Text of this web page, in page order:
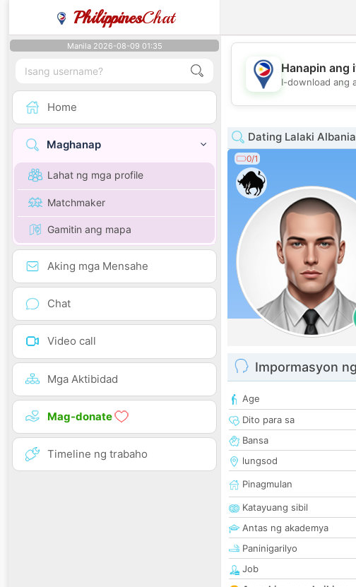
PhilippinesChat
Manila 2026-08-09 01:35
Home
Maghanap
Lahat ng mga profile
Matchmaker
Gamitin ang mapa
Aking mga Mensahe
Chat
Video call
Mga Aktibidad
Mag-donate
Timeline ng trabaho
💖
Hanapin ang
I-download ang
Dating Lalaki Albania
0/1
Impormasyon
Age
Dito para sa
Bansa
lungsod
Pinagmulan
Katayuang sibil
Antas ng akademya
Paninigarilyo
Job